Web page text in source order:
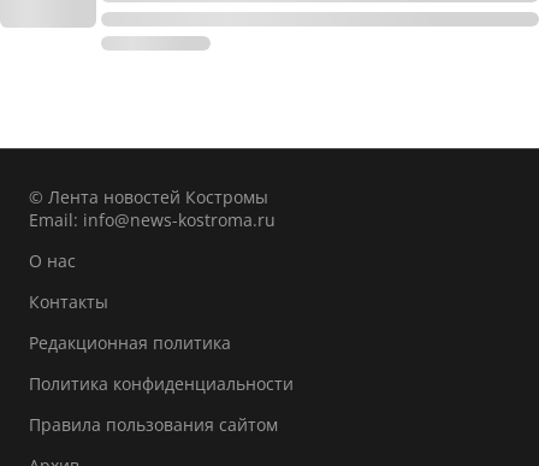
© Лента новостей Костромы
Email: info@news-kostroma.ru
О нас
Контакты
Редакционная политика
Политика конфиденциальности
Правила пользования сайтом